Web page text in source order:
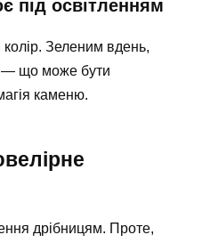
під освітленням
колір. Зеленим вдень,
— що може бути
каменю.
дрібницям. Проте,